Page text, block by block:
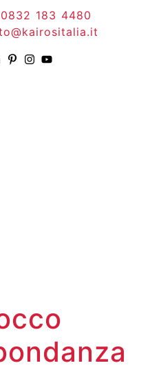
0832 183 4480